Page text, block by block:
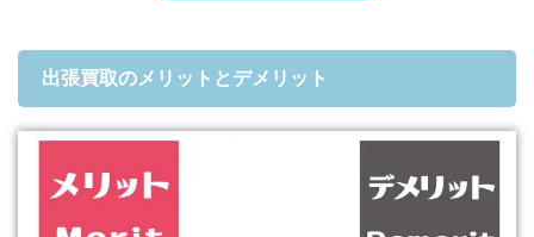
出張買取のメリットとデメリット